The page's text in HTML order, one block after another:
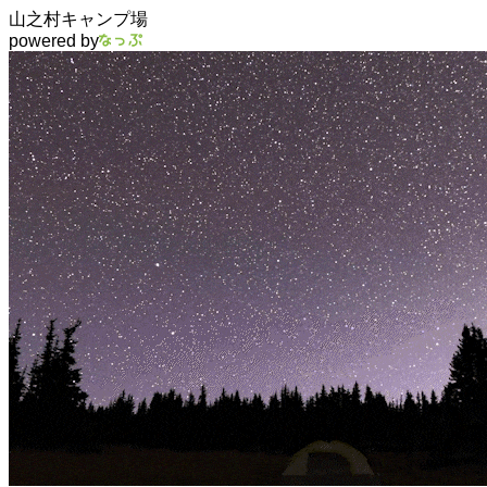
山之村キャンプ場
powered by